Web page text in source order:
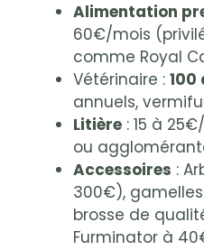
Alimentation
60€/mois
comme Royal
Vétérinaire : 100
annuels,
Litière : 15 à
ou
Accessoires :
300€),
brosse de
Furminator à